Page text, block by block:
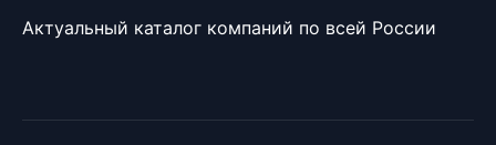
Актуальный каталог компаний по всей России